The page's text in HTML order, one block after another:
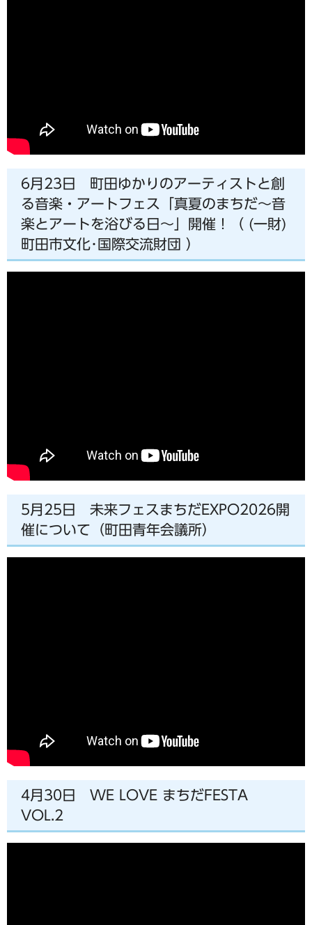
6月23日 町田ゆかりのアーティストと創
る音楽・アートフェス「真夏のまちだ～音
楽とアートを浴びる日～」開催！（ (一財)
町田市文化･国際交流財団 ）
5月25日 未来フェスまちだEXPO2026開
催について（町田青年会議所）
4月30日 WE LOVE まちだFESTA
VOL.2